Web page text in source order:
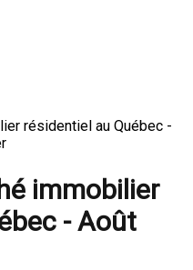
résidentiel au Québec -
immobilier
- Août